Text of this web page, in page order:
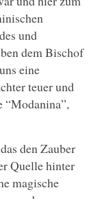
und
dem Bischof
eine
teuer und
“Modanina”,
den Zauber
Quelle hinter
magische